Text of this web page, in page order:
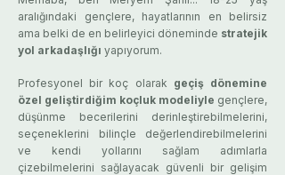
aralığındaki gençlere, hayatlarının en belirsiz
ama belki de en belirleyici döneminde stratejik
yol arkadaşlığı yapıyorum.
​Profesyonel bir koç olarak geçiş dönemine
özel geliştirdiğim koçluk modeliyle gençlere,
düşünme becerilerini derinleştirebilmelerini,
seçeneklerini bilinçle değerlendirebilmelerini
ve kendi yollarını sağlam adımlarla
çizebilmelerini sağlayacak güvenli bir gelişim